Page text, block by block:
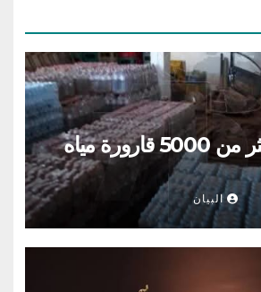
نابل: حجز أكثر من 5000 قارورة مياه
البيان